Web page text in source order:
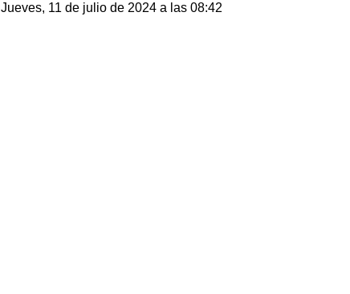
Jueves, 11 de julio de 2024 a las 08:42